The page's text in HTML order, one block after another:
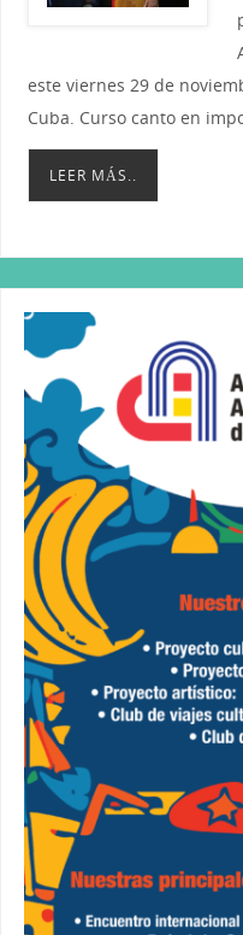
este viernes 29 de
Cuba. Curso canto en
LEER MÁS..